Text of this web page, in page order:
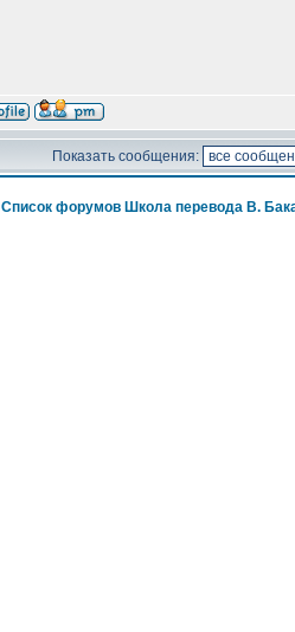
Показать сообщения:
Список форумов Школа перевода В.